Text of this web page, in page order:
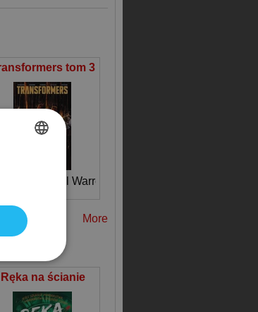
tom 3
Daniel Warren
More
Ręka na ścianie